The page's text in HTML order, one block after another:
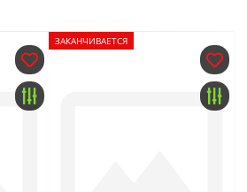
ЗАКАНЧИВАЕТСЯ